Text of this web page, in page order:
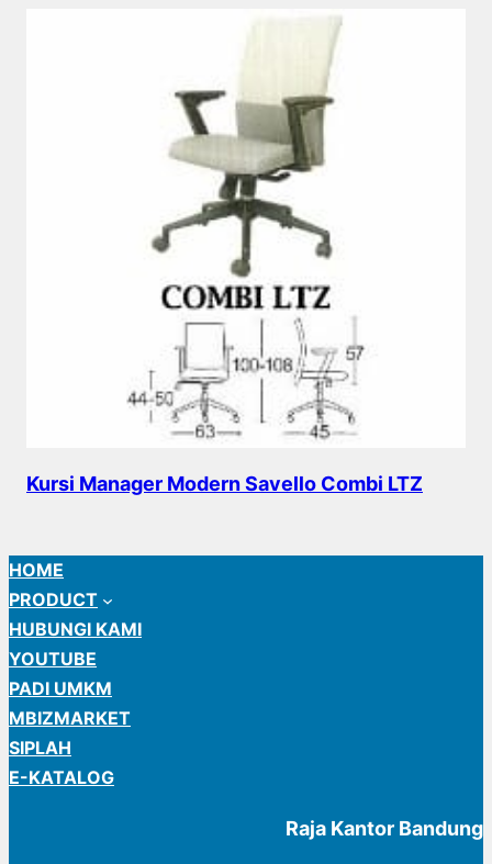
Kursi Manager Modern Savello Combi LTZ
HOME
PRODUCT
HUBUNGI KAMI
YOUTUBE
PADI UMKM
MBIZMARKET
SIPLAH
E-KATALOG
Raja Kantor Bandung